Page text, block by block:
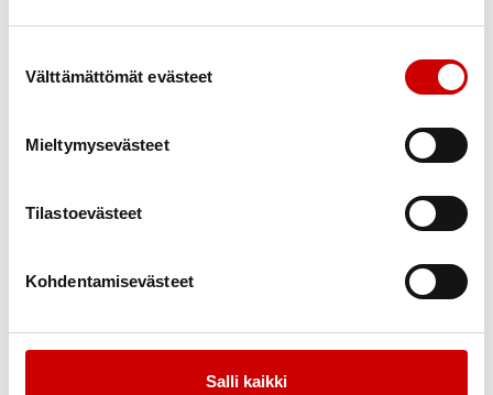
Välttämättömät evästeet
Mieltymysevästeet
Tilastoevästeet
Kohdentamisevästeet
Salli kaikki
7